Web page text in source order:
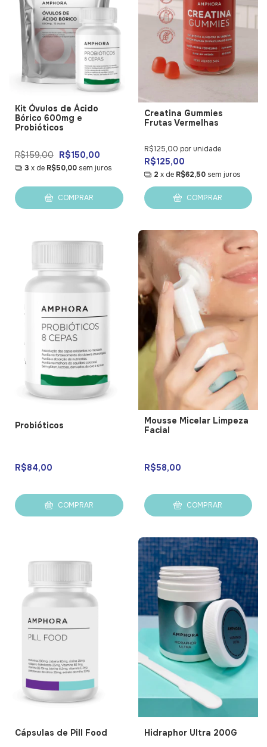
Kit Óvulos de Ácido
Bórico 600mg e
Probióticos
R$159,00 R$150,00
3 x de R$50,00 sem juros
COMPRAR
Creatina Gummies
Frutas Vermelhas
R$125,00 por unidade
R$125,00
2 x de R$62,50 sem juros
COMPRAR
Probióticos
R$84,00
COMPRAR
Mousse Micelar Limpeza
Facial
R$58,00
COMPRAR
Cápsulas de Pill Food Hidraphor Ultra 200G